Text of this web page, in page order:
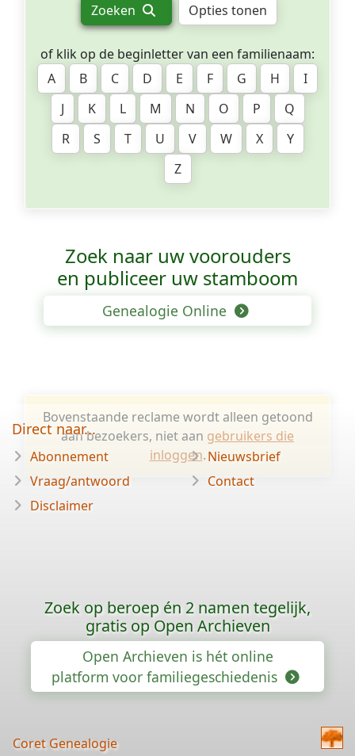
Zoeken Opties tonen
of klik op de beginletter van een familienaam:
A
B C D E F G H
I
J
K L M N O P
Q
R
S T U V W X
Y
Z
Zoek naar uw voorouders
en publiceer uw stamboom
Genealogie Online
Bovenstaande reclame wordt alleen getoond
aan bezoekers, niet aan gebruikers die
inloggen.
Direct naar...
Abonnement
Vraag/antwoord
Disclaimer
Nieuwsbrief
Contact
Zoek op beroep én 2 namen tegelijk,
gratis op Open Archieven
Open Archieven is hét online
platform voor familiegeschiedenis
Coret Genealogie